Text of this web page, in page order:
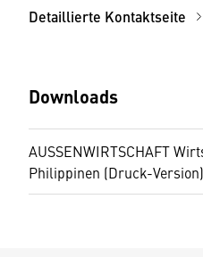
Detaillierte Kontaktseite
Downloads
AUSSENWIRTSCHAFT
Philippinen (Druck-Version)